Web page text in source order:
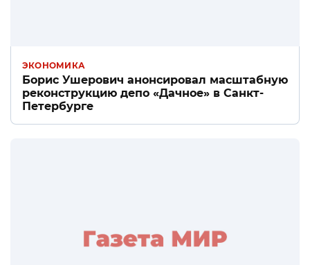
ЭКОНОМИКА
Борис Ушерович анонсировал масштабную
реконструкцию депо «Дачное» в Санкт-
Петербурге